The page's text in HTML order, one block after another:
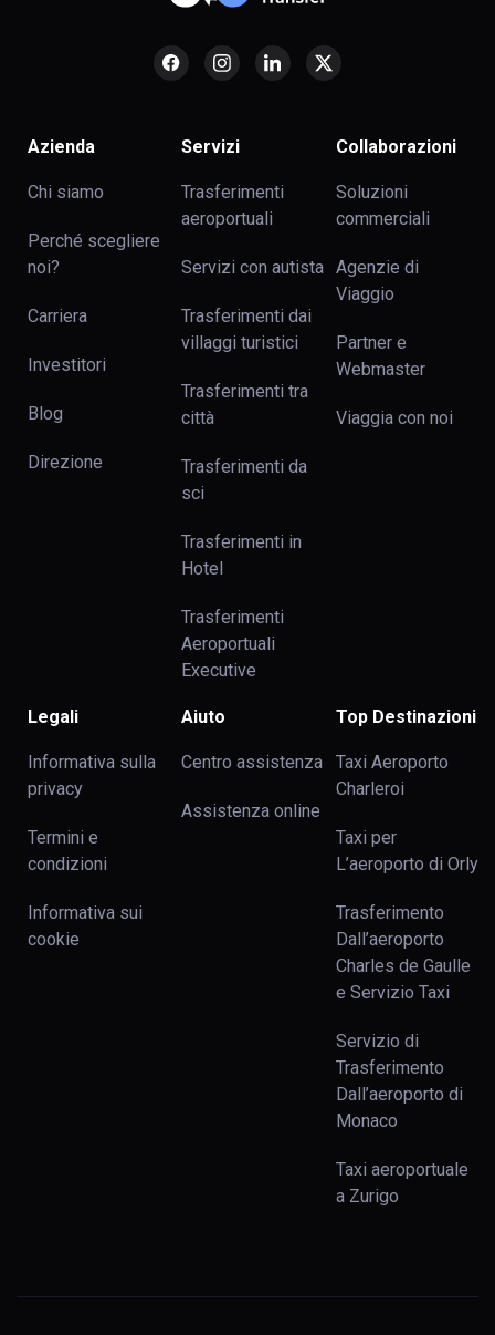
Azienda
Chi siamo
Perché scegliere
noi?
Carriera
Investitori
Blog
Direzione
Servizi
Trasferimenti
aeroportuali
Servizi con autista
Trasferimenti dai
villaggi turistici
Trasferimenti tra
сittà
Trasferimenti da
sci
Trasferimenti in
Hotel
Trasferimenti
Aeroportuali
Executive
Collaborazioni
Soluzioni
commerciali
Agenzie di
Viaggio
Partner e
Webmaster
Viaggia con noi
Legali
Informativa sulla
privacy
Termini e
condizioni
Informativa sui
cookie
Aiuto
Centro assistenza
Assistenza online
Top Destinazioni
Taxi Aeroporto
Charleroi
Taxi per
L’aeroporto di Orly
Trasferimento
Dall’aeroporto
Charles de Gaulle
e Servizio Taxi
Servizio di
Trasferimento
Dall’aeroporto di
Monaco
Taxi aeroportuale
a Zurigo